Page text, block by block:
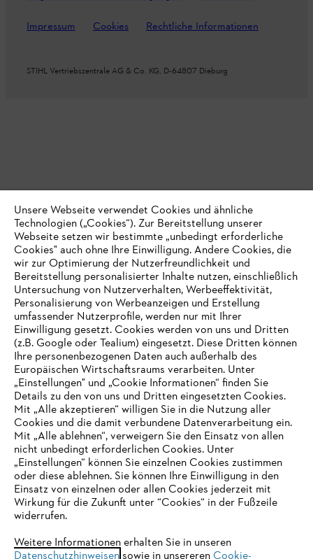
Impressum Cookies Rechtliche Informationen
STIHL Vertriebszentrale AG & Co. KG, D-64807 Dieburg
IHR BROWSER WIRD NICHT
UNTERSTÜTZT
eine optimale Nutzung unserer Seite empfehlen wir Ihnen, zu
einem der folgenden Browser zu wechseln:
Unsere Webseite verwendet Cookies und ähnliche
Technologien („Cookies“). Zur Bereitstellung unserer
Webseite setzen wir bestimmte „unbedingt erforderliche
Cookies" auch ohne Ihre Einwilligung. Andere Cookies, die
wir zur Optimierung der Nutzerfreundlichkeit und
Bereitstellung personalisierter Inhalte nutzen, einschließlich
Untersuchung von Nutzerverhalten, Werbeeffektivität,
Personalisierung von Werbeanzeigen und Erstellung
umfassender Nutzerprofile, werden nur mit Ihrer
Einwilligung gesetzt. Cookies werden von uns und Dritten
(z.B. Google oder Tealium) eingesetzt. Diese Dritten können
Ihre personenbezogenen Daten auch außerhalb des
Europäischen Wirtschaftsraums verarbeiten. Unter
„Einstellungen" und „Cookie Informationen“ finden Sie
Details zu den von uns und Dritten eingesetzten Cookies.
Mit „Alle akzeptieren“ willigen Sie in die Nutzung aller
Cookies und die damit verbundene Datenverarbeitung ein.
Mit „Alle ablehnen“, verweigern Sie den Einsatz von allen
nicht unbedingt erforderlichen Cookies. Unter
„Einstellungen“ können Sie einzelnen Cookies zustimmen
oder diese ablehnen. Sie können Ihre Einwilligung in den
Einsatz von einzelnen oder allen Cookies jederzeit mit
Wirkung für die Zukunft unter “Cookies“ in der Fußzeile
widerrufen.
Weitere Informationen erhalten Sie in unseren